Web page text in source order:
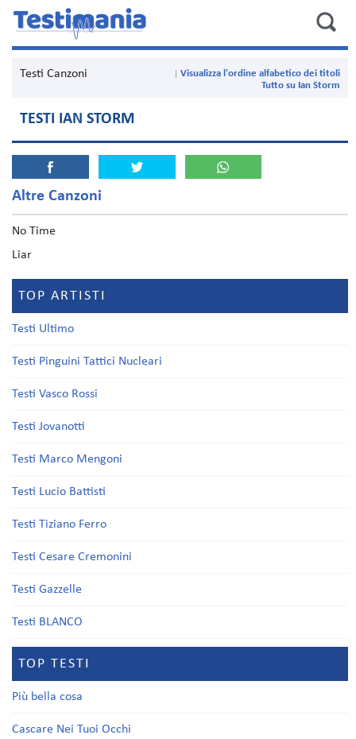
Testi Canzoni
Visualizza l'ordine alfabetico dei titoli
Tutto su Ian Storm
TESTI IAN STORM
Altre Canzoni
No Time
Liar
TOP ARTISTI
Testi Ultimo
Testi Pinguini Tattici Nucleari
Testi Vasco Rossi
Testi Jovanotti
Testi Marco Mengoni
Testi Lucio Battisti
Testi Tiziano Ferro
Testi Cesare Cremonini
Testi Gazzelle
Testi BLANCO
TOP TESTI
Più bella cosa
Cascare Nei Tuoi Occhi